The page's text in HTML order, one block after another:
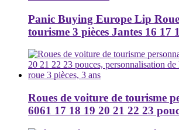
Panic Buying Europe Lip
tourisme 3 pièces Jantes 16 17
Roues de voiture de tourisme
6061 17 18 19 20 21 22 23